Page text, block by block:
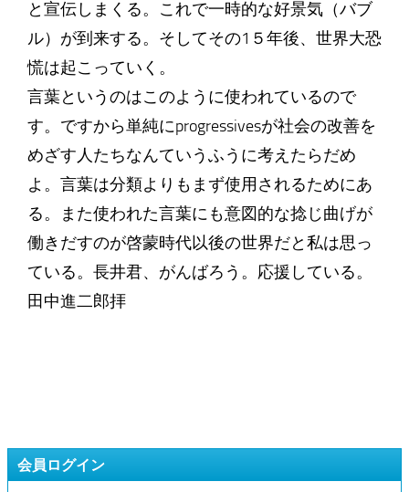
と宣伝しまくる。これで一時的な好景気（バブ
ル）が到来する。そしてその1５年後、世界大恐
慌は起こっていく。
言葉というのはこのように使われているので
す。ですから単純にprogressivesが社会の改善を
めざす人たちなんていうふうに考えたらだめ
よ。言葉は分類よりもまず使用されるためにあ
る。また使われた言葉にも意図的な捻じ曲げが
働きだすのが啓蒙時代以後の世界だと私は思っ
ている。長井君、がんばろう。応援している。
田中進二郎拝
会員ログイン